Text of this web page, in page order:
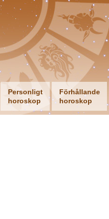
Personligt
horoskop
Förhållande
horoskop